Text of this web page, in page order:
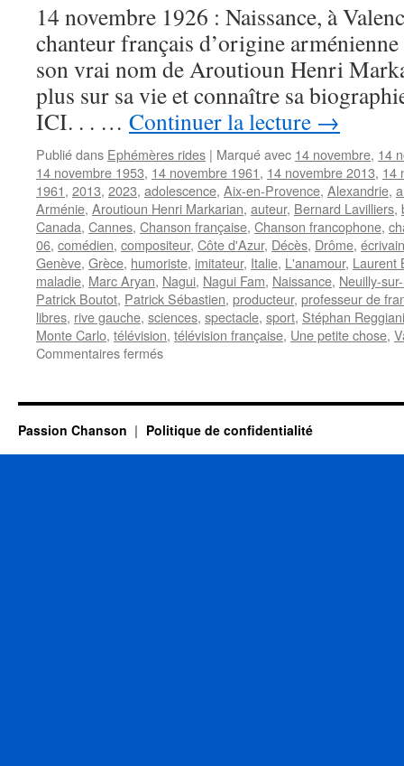
14 novembre 1926 : Naissance, à
chanteur français d’origine
son vrai nom de Aroutioun Henri
plus sur sa vie et connaître sa
ICI. . . … Continuer la lecture →
Publié dans Ephémères rides | Marqué avec 14 novembre, 14
14 novembre 1953, 14 novembre 1961, 14 novembre 2013, 14
1961, 2013, 2023, adolescence, Aix-en-Provence, Alexandrie,
Arménie, Aroutioun Henri Markarian, auteur, Bernard Lavilliers,
Canada, Cannes, Chanson française, Chanson francophone,
06, comédien, compositeur, Côte d'Azur, Décès, Drôme, écrivain
Genève, Grèce, humoriste, imitateur, Italie, L'anamour, Laurent
maladie, Marc Aryan, Nagui, Nagui Fam, Naissance, Neuilly-
Patrick Boutot, Patrick Sébastien, producteur, professeur de
libres, rive gauche, sciences, spectacle, sport, Stéphan Reggiani
Monte Carlo, télévision, télévision française, Une petite chose,
Commentaires ferméssur
Passion Chanson Politique de confidentialité